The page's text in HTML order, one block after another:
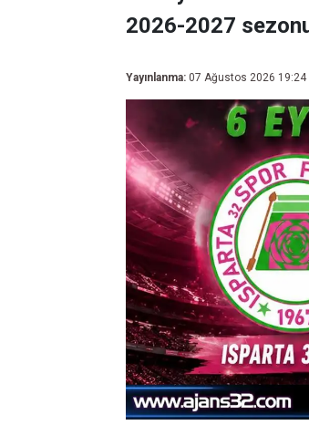
2026-2027
Yayınlanma: 07 Ağustos 2026 19:24